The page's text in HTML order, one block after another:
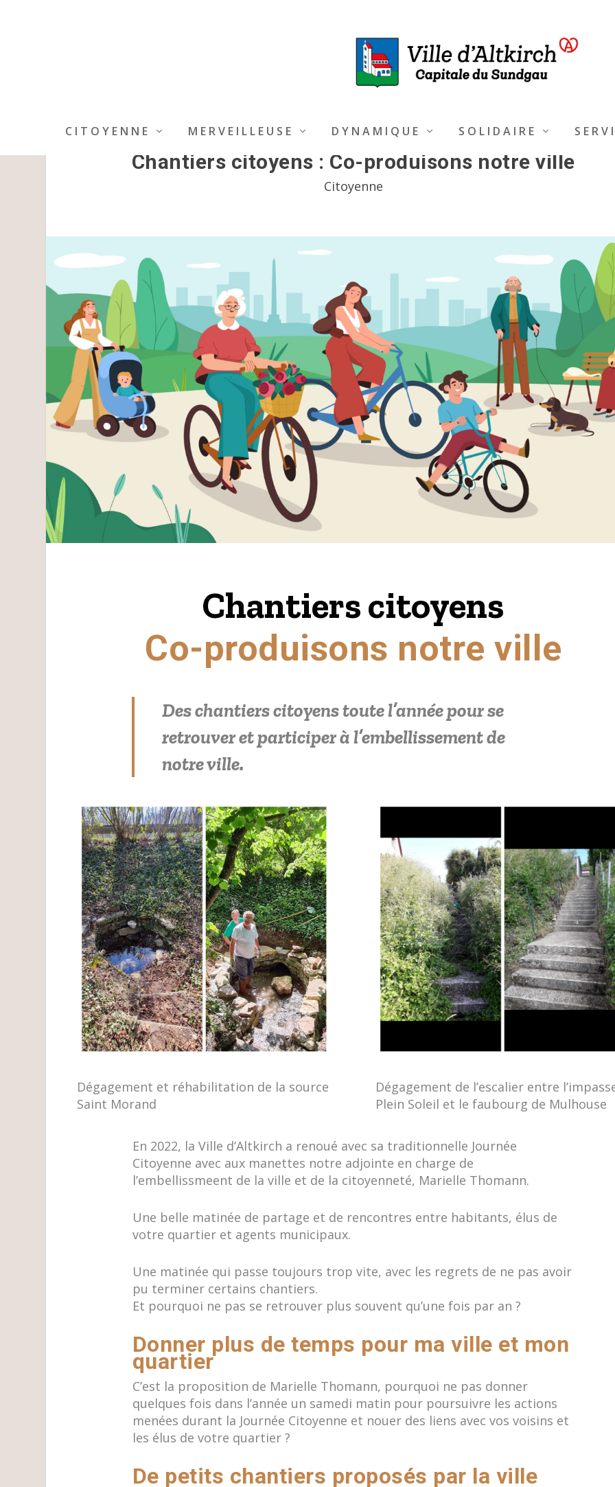
CITOYENNE MERVEILLEUSE DYNAMIQUE SOLIDAIRE
Chantiers citoyens : Co-produisons notre ville
Citoyenne
Chantiers citoyens
Co-produisons notre ville
Des chantiers citoyens toute l’année pour se
retrouver et participer à l’embellissement de
notre ville.
Dégagement et réhabilitation de la source
Saint Morand
Dégagement de l’escalier entre
Plein Soleil et le faubourg de Mulhouse
En 2022, la Ville d’Altkirch a renoué avec sa traditionnelle Journée
Citoyenne avec aux manettes notre adjointe en charge de
l’embellissmeent de la ville et de la citoyenneté, Marielle Thomann.
Une belle matinée de partage et de rencontres entre habitants, élus de
votre quartier et agents municipaux.
Une matinée qui passe toujours trop vite, avec les regrets de ne pas avoir
pu terminer certains chantiers.
Et pourquoi ne pas se retrouver plus souvent qu’une fois par an ?
Donner plus de temps pour ma ville et mon
quartier
C’est la proposition de Marielle Thomann, pourquoi ne pas donner
quelques fois dans l’année un samedi matin pour poursuivre les actions
menées durant la Journée Citoyenne et nouer des liens avec vos voisins et
les élus de votre quartier ?
De petits chantiers proposés par la ville